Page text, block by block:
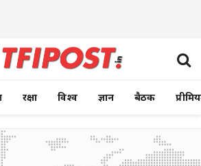
रक्षा विश्व ज्ञान बैठक